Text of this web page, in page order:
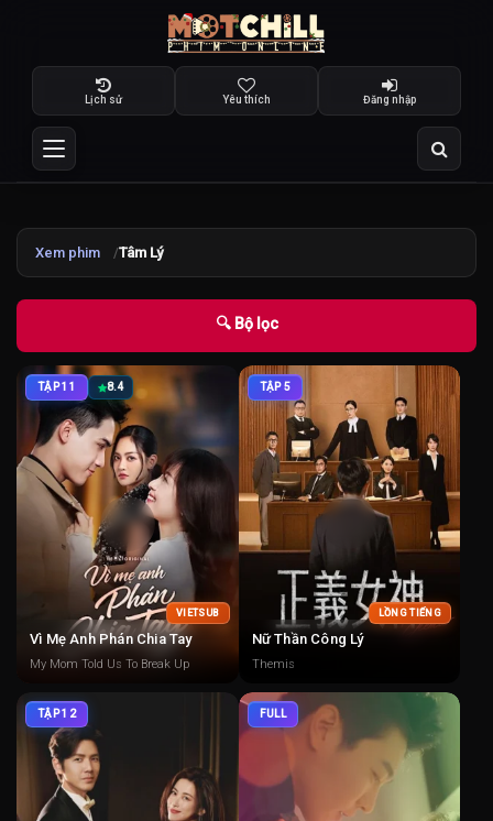
Lịch sử Yêu thích Đăng nhập
Xem phim Tâm Lý
🔍 Bộ lọc
TẬP 11 8.4
VIETSUB
Vì Mẹ Anh Phán Chia Tay
My Mom Told Us To Break Up
TẬP 5
LỒNG TIẾNG
Nữ Thần Công Lý
Themis
TẬP 12 FULL